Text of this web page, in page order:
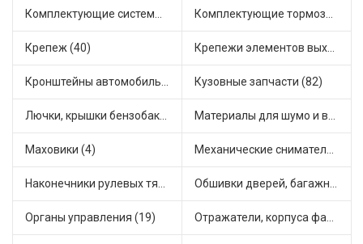
Комплектующие системы питания (12) Комплектующие тормозной системы (22)
Крепеж (40) Крепежи элементов выхлопной системы (5)
Кронштейны автомобильные (4) Кузовные запчасти (82)
Лючки, крышки бензобака (6) Материалы для шумо и виброизоляции (1)
Маховики (4) Механические сниматели (1)
Наконечники рулевых тяг (30) Обшивки дверей, багажника, потолков, накладки салона (36)
Органы управления (19) Отражатели, корпуса фар и фонарей (1)